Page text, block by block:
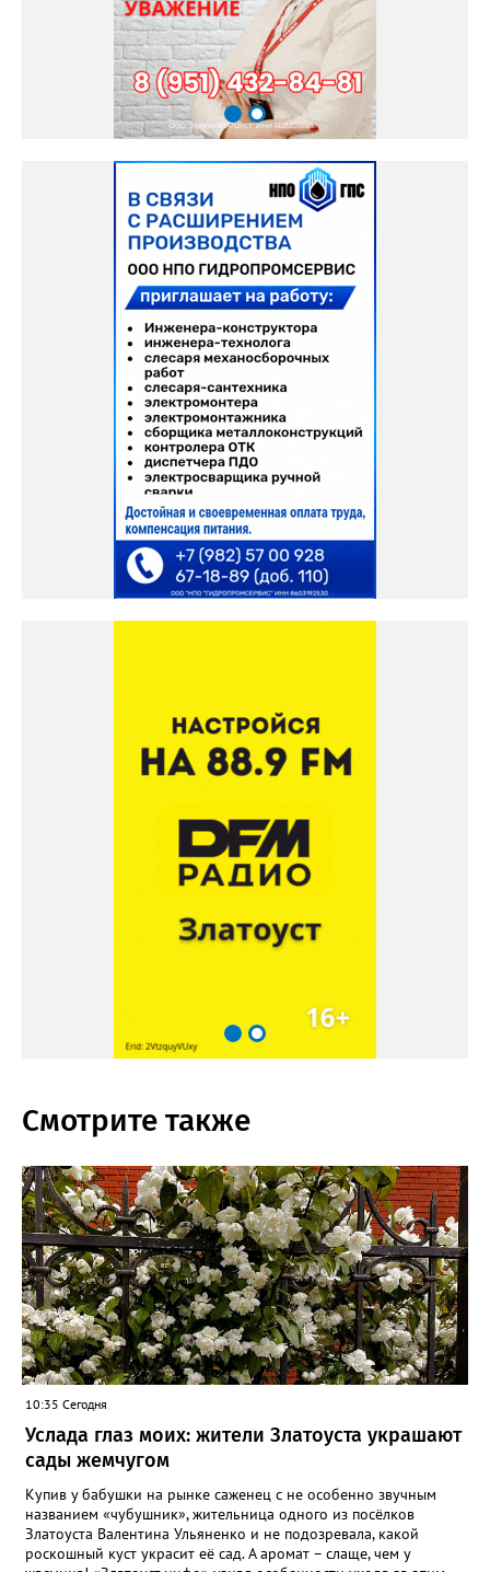
Смотрите также
10:35 Сегодня
Услада глаз моих: жители Златоуста украшают
сады жемчугом
Купив у бабушки на рынке саженец с не особенно звучным
названием «чубушник», жительница одного из посёлков
Златоуста Валентина Ульяненко и не подозревала, какой
роскошный куст украсит её сад. А аромат – слаще, чем у